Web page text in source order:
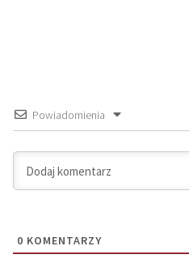
Powiadomienia
0 KOMENTARZY